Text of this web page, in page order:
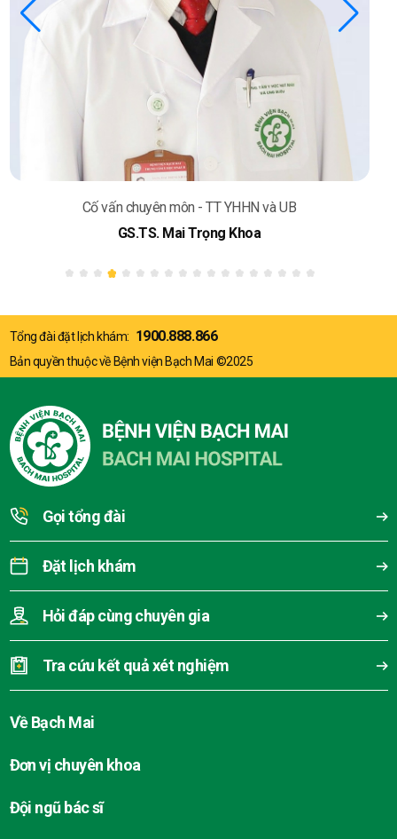
Cố vấn chuyên môn - TT YHHN và UB
GS.TS. Mai Trọng Khoa
Tổng đài đặt lịch khám: 1900.888.866
Bản quyền thuộc về Bệnh viện Bạch Mai ©2025
Gọi tổng đài
Đặt lịch khám
Hỏi đáp cùng chuyên gia
Tra cứu kết quả xét nghiệm
Về Bạch Mai
Đơn vị chuyên khoa
Đội ngũ bác sĩ